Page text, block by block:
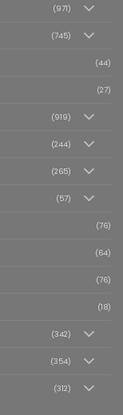
(971)
(745)
(44)
(27)
(919)
(244)
(265)
(57)
(76)
(64)
(76)
(18)
(342)
(354)
(312)